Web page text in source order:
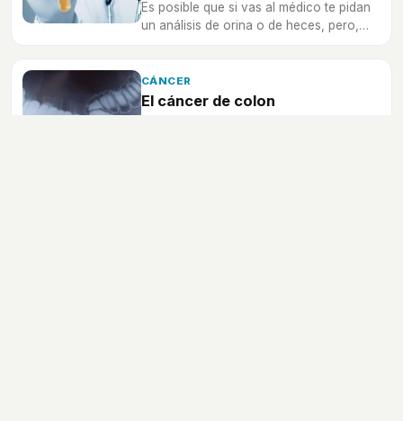
Es posible que si vas al médico te pidan
un análisis de orina o de heces, pero,
CÁNCER
El cáncer de colon